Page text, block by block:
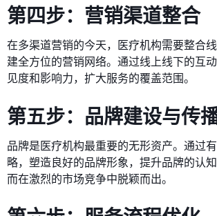
第四步：营销渠道整合
在多渠道营销的今天，医疗机构需要整合
建全方位的营销网络。通过线上线下的互
见度和影响力，扩大服务的覆盖范围。
第五步：品牌建设与传
品牌是医疗机构最重要的无形资产。通过
略，塑造良好的品牌形象，提升品牌的认
而在激烈的市场竞争中脱颖而出。